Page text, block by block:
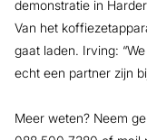
demonstratie in
Van het
gaat laden. Irving:
echt een partner zijn
Meer weten? Neem